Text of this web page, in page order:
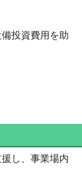
投資費用を助
し、事業場内